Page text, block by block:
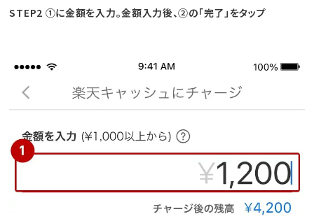
STEP2 ①に金額を入力。金額入力後、②の「完了」をタップ